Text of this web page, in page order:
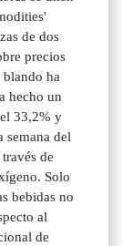
de dos
precios
blando ha
hecho un
33,2% y
semana del
de
Solo
bebidas no
al
de